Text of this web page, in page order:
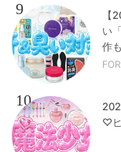
9
【
い
作も
10
♡